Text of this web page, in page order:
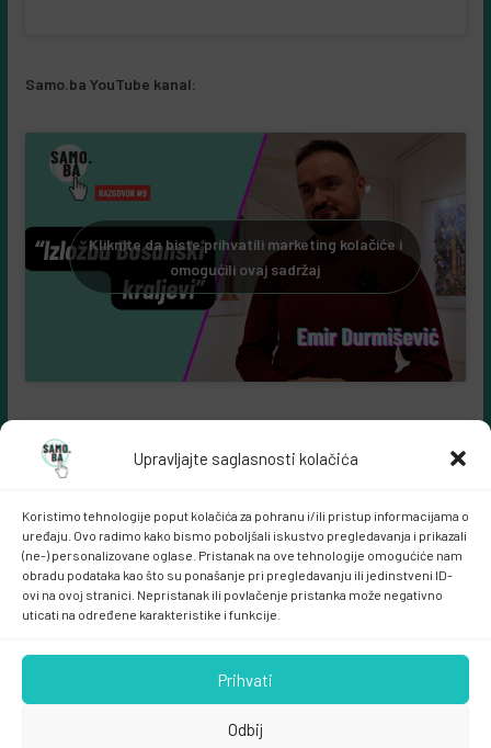
Upravljajte saglasnosti kolačića
Koristimo tehnologije poput kolačića za pohranu i/ili pristup informacijama o
uređaju. Ovo radimo kako bismo poboljšali iskustvo pregledavanja i prikazali
(ne-) personalizovane oglase. Pristanak na ove tehnologije omogućiće nam
obradu podataka kao što su ponašanje pri pregledavanju ili jedinstveni ID-
ovi na ovoj stranici. Nepristanak ili povlačenje pristanka može negativno
uticati na određene karakteristike i funkcije.
Prihvati
Odbij
Samo.ba YouTube kanal:
Kliknite da biste prihvatili marketing kolačiće i
omogućili ovaj sadržaj
Samo.ba MARKETING